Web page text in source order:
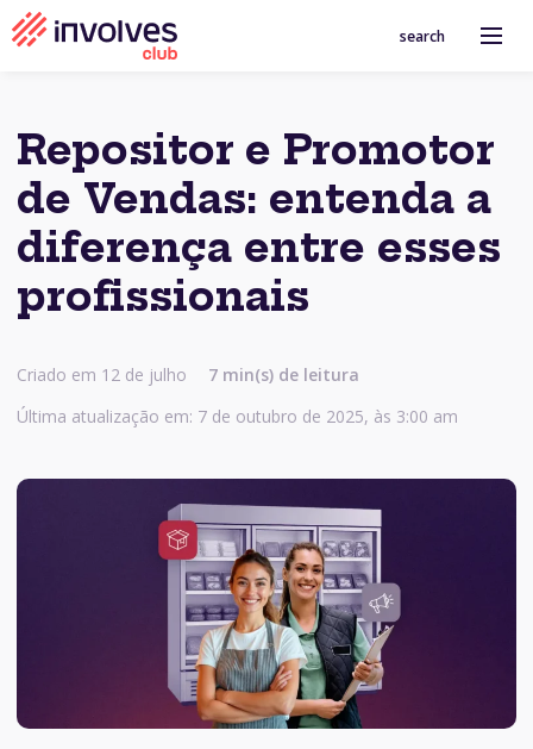
search
Repositor e Promotor
de Vendas: entenda a
diferença entre esses
profissionais
Criado em 12 de julho
7 min(s) de leitura
Última atualização em: 7 de outubro de 2025, às 3:00 am